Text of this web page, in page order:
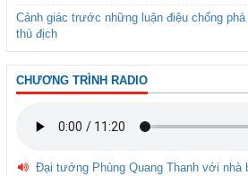
Cảnh giác trước những luận điệu chống
thù địch
CHƯƠNG TRÌNH RADIO
Đại tướng Phùng Quang Thanh với nhà